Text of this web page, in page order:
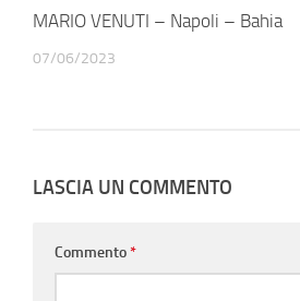
MARIO VENUTI – Napoli – Bahia
07/06/2023
LASCIA UN COMMENTO
Commento*